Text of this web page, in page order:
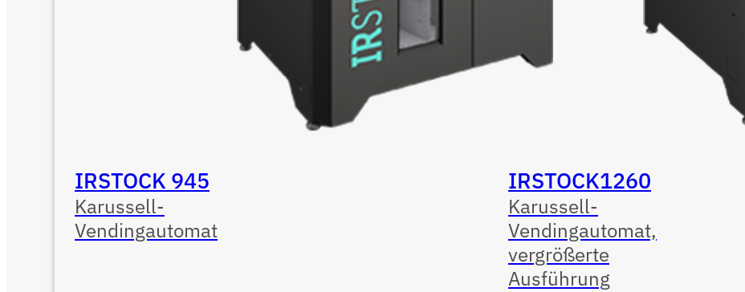
IRSTOCK 945
Karussell-
Vendingautomat
IRSTOCK1260
Karussell-
Vendingautomat,
vergrößerte
Ausführung